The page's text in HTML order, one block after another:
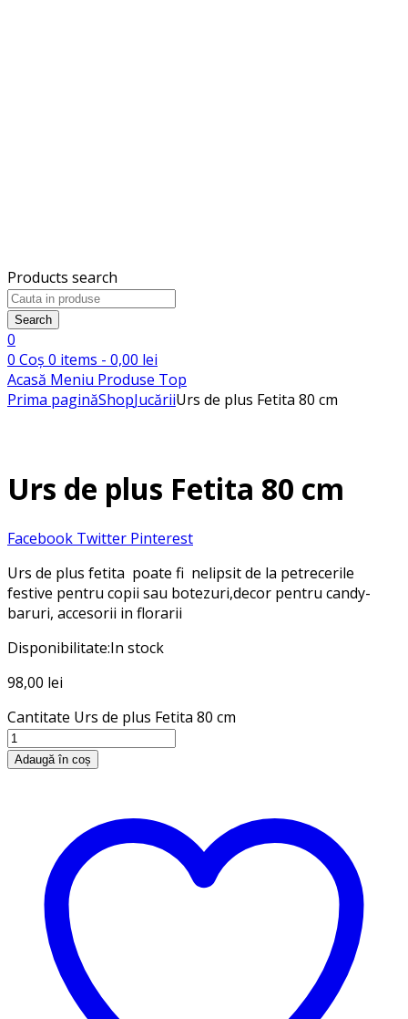
Products search
Search
0
0 Coș 0 items - 0,00 lei
Acasă Meniu Produse Top
Prima paginăShopJucăriiUrs de plus Fetita 80 cm
Urs de plus Fetita 80 cm
Facebook Twitter Pinterest
Urs de plus fetita poate fi nelipsit de la petrecerile
festive pentru copii sau botezuri,decor pentru candy-
baruri, accesorii in florarii
Disponibilitate:In stock
98,00 lei
Cantitate Urs de plus Fetita 80 cm
Adaugă în coș